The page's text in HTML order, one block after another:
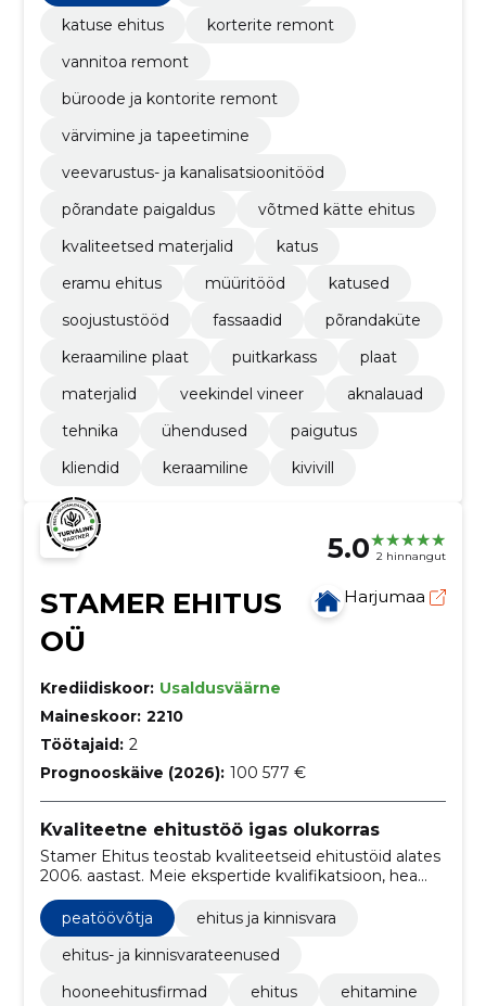
katuse ehitus
korterite remont
vannitoa remont
büroode ja kontorite remont
värvimine ja tapeetimine
veevarustus- ja kanalisatsioonitööd
põrandate paigaldus
võtmed kätte ehitus
kvaliteetsed materjalid
katus
eramu ehitus
müüritööd
katused
soojustustööd
fassaadid
põrandaküte
keraamiline plaat
puitkarkass
plaat
materjalid
veekindel vineer
aknalauad
tehnika
ühendused
paigutus
kliendid
keraamiline kivivill
5.0 2 hinnangut
STAMER EHITUS
OÜ
Harjumaa
Krediidiskoor: Usaldusväärne
Maineskoor: 2210
Töötajaid: 2
Prognooskäive (2026): 100 577 €
Kvaliteetne ehitustöö igas olukorras
Stamer Ehitus teostab kvaliteetseid ehitustöid alates
2006. aastast. Meie ekspertide kvalifikatsioon, hea
maine ja paindlik hinnapoliitika vastavad kõigile
ehitustöödele esitatavatele nõuetele.
peatöövõtja
ehitus ja kinnisvara
ehitus- ja kinnisvarateenused
hooneehitusfirmad
ehitus
ehitamine